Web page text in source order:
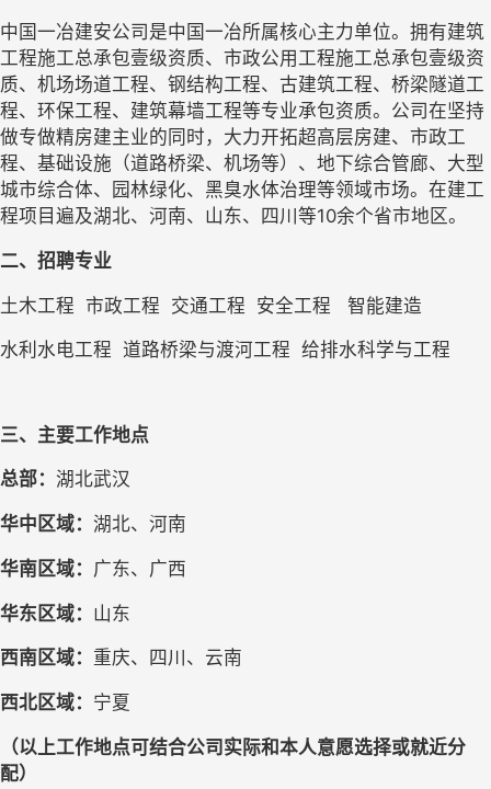
中国一冶建安公司是中国一冶所属核心主力单位。拥有建筑
工程施工总承包壹级资质、市政公用工程施工总承包壹级资
质、机场场道工程、钢结构工程、古建筑工程、桥梁隧道工
程、环保工程、建筑幕墙工程等专业承包资质。公司在坚持
做专做精房建主业的同时，大力开拓超高层房建、市政工
程、基础设施（道路桥梁、机场等）、地下综合管廊、大型
城市综合体、园林绿化、黑臭水体治理等领域市场。在建工
程项目遍及湖北、河南、山东、四川等10余个省市地区。
二、招聘专业
土木工程 市政工程 交通工程 安全工程 智能建造
水利水电工程 道路桥梁与渡河工程 给排水科学与工程
三、 主要工作地点
总部： 湖北武汉
华中区域： 湖北、河南
华南区域： 广东、广西
华东区域： 山东
西南区域： 重庆、四川、云南
西北区域： 宁夏
（以上工作地点可结合公司实际和本人意愿选择或就近分
配）